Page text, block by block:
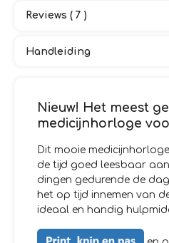
Reviews ( 7 )
Handleiding
Nieuw! Het meest
medicijnhorloge
Dit mooie
de tijd goed leesbaar
dingen gedurende de
het op tijd innemen van
ideaal en handig